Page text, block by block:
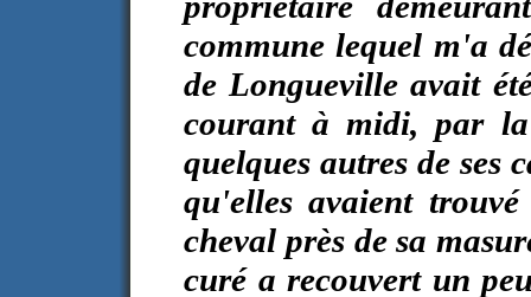
commune lequel m'a
de Longueville avait
courant à midi, par la
quelques autres de ses
qu'elles avaient
cheval près de sa
curé a recouvert un